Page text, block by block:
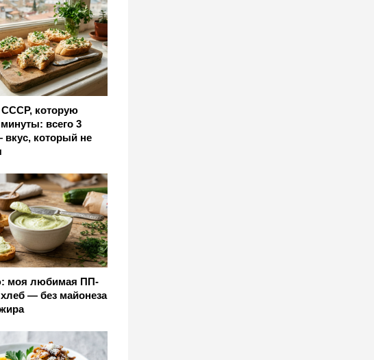
СССР, которую
всего 3
вкус, который не
моя любимая ПП-
— без майонеза